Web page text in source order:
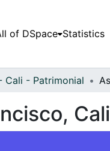
of DSpace Statistics
Cali - Patrimonial
Cali